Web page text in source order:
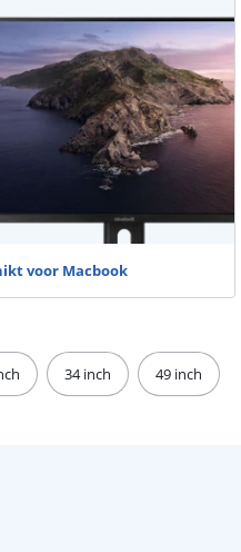
voor Macbook
34 inch 49 inch